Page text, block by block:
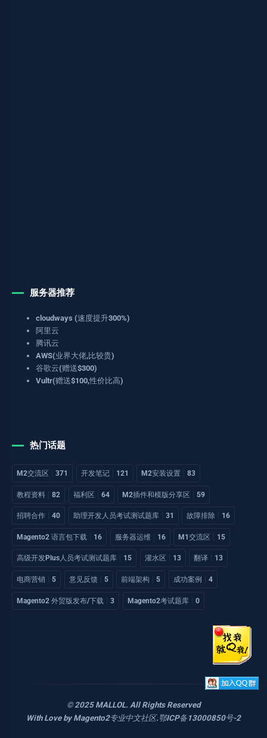
服务器推荐
cloudways (速度提升300%)
阿里云
腾讯云
AWS(业界大佬,比较贵)
谷歌云(赠送$300)
Vultr(赠送$100,性价比高)
热门话题
M2交流区 371 开发笔记 121 M2安装设置 83
教程资料 82 福利区 64 M2插件和模版分享区 59
招聘合作 40 助理开发人员考试测试题库 31 故障排除 16
Magento2 语言包下载 16 服务器运维 16 M1交流区 15
高级开发Plus人员考试测试题库 15 灌水区 13 翻译 13
电商营销 5 意见反馈 5 前端架构 5 成功案例 4
Magento2 外贸版发布/下载 3 Magento2考试题库 0
© 2025 MALLOL. All Rights Reserved
With Love by Magento2专业中文社区.鄂ICP备13000850号-2